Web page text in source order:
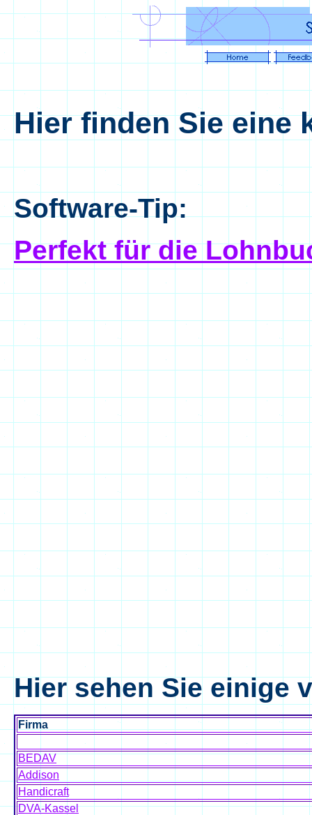
Hier finden Sie eine
Software-Tip:
Perfekt für die
Hier sehen Sie einige
Firma
BEDAV
Addison
Handicraft
DVA-Kassel